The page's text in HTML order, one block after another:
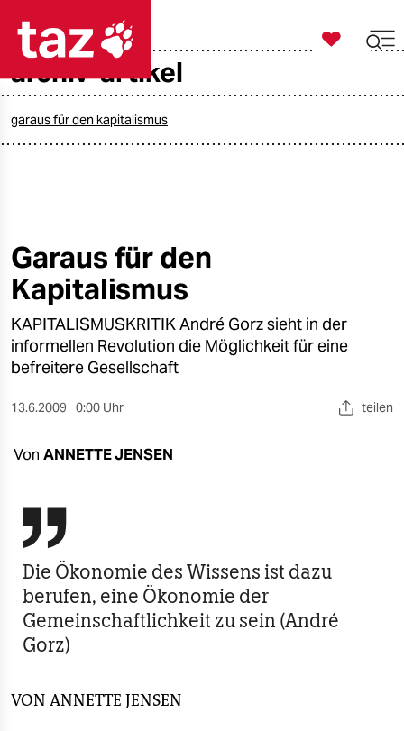
taz zahl ich
öko
gesellschaft
kultur
sport
berlin
nord
verlag
verlag
veranstaltungen
shop
unterstützen

taz zahl ich
archiv-artikel
garaus für den kapitalismus
Garaus für den
Kapitalismus
KAPITALISMUSKRITIK André Gorz sieht in der
informellen Revolution die Möglichkeit für eine
befreitere Gesellschaft
13.6.2009 0:00 Uhr teilen
Von ANNETTE JENSEN

Die Ökonomie des Wissens ist dazu
berufen, eine Ökonomie der
Gemeinschaftlichkeit zu sein (André
Gorz)
VON ANNETTE JENSEN